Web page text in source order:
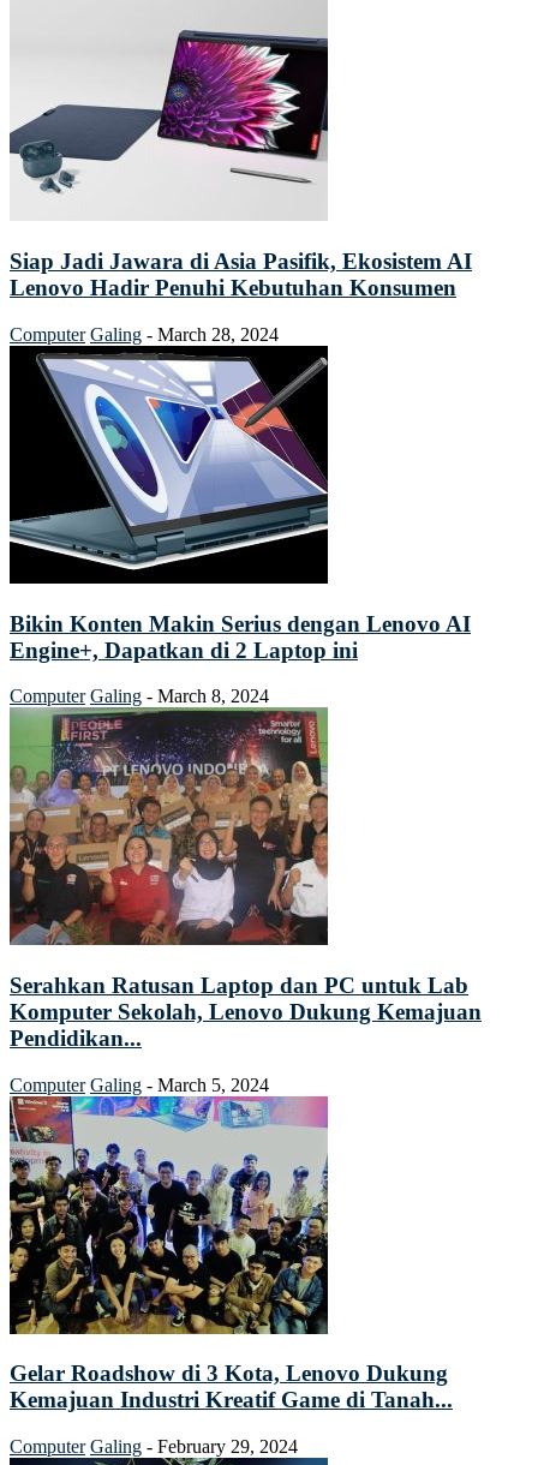
Siap Jadi Jawara di Asia Pasifik, Ekosistem AI
Lenovo Hadir Penuhi Kebutuhan Konsumen
Computer Galing - March 28, 2024
Bikin Konten Makin Serius dengan Lenovo AI
Engine+, Dapatkan di 2 Laptop ini
Computer Galing - March 8, 2024
Serahkan Ratusan Laptop dan PC untuk Lab
Komputer Sekolah, Lenovo Dukung Kemajuan
Pendidikan...
Computer Galing - March 5, 2024
Gelar Roadshow di 3 Kota, Lenovo Dukung
Kemajuan Industri Kreatif Game di Tanah...
Computer Galing - February 29, 2024